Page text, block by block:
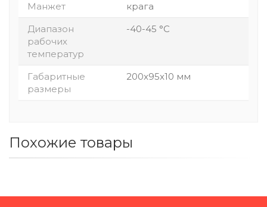
Манжет
крага
Диапазон
рабочих
температур
-40-45 °C
Габаритные
размеры
200x95x10 мм
Похожие товары